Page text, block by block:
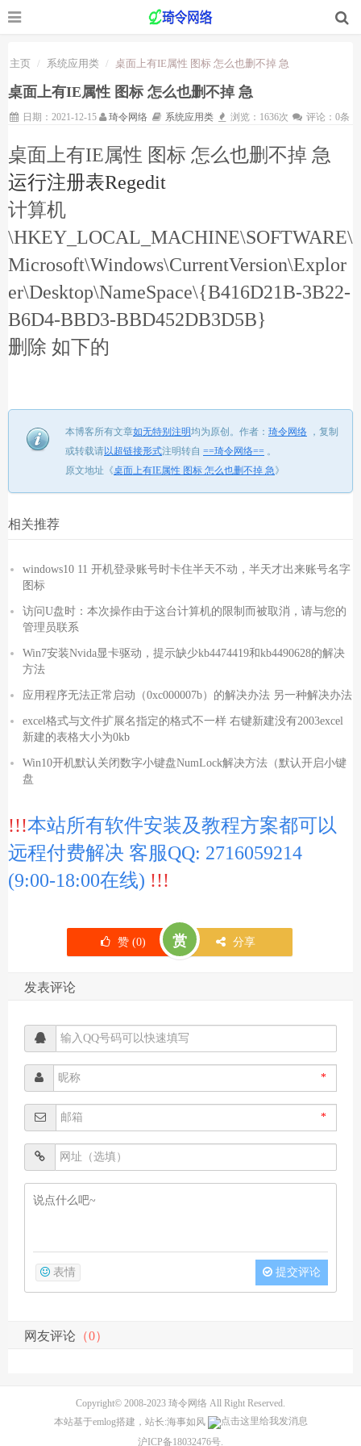
主页 系统应用类 桌面上有IE属性 图标 怎么也删不掉 急
桌面上有IE属性 图标 怎么也删不掉 急
日期：2021-12-15 琦令网络 系统应用类 浏览：1636次 评论：0条
桌面上有IE属性 图标 怎么也删不掉 急
运行注册表Regedit
计算机
\HKEY_LOCAL_MACHINE\SOFTWARE\
Microsoft\Windows\CurrentVersion\Explor
er\Desktop\NameSpace\{B416D21B-3B22-
B6D4-BBD3-BBD452DB3D5B}
删除 如下的
本博客所有文章如无特别注明均为原创。 作者： 琦令网络 ， 复制
或转载请以超链接形式注明转自 ==琦令网络== 。
原文地址《桌面上有IE属性 图标 怎么也删不掉 急》
相关推荐
windows10 11 开机登录账号时卡住半天不动，半天才出来账号名字
图标
访问U盘时：本次操作由于这台计算机的限制而被取消，请与您的
管理员联系
Win7安装Nvida显卡驱动，提示缺少kb4474419和kb4490628的解决
方法
应用程序无法正常启动（0xc000007b）的解决办法 另一种解决办法
excel格式与文件扩展名指定的格式不一样 右键新建没有2003excel
新建的表格大小为0kb
Win10开机默认关闭数字小键盘NumLock解决方法（默认开启小键
盘
!!!本站所有软件安装及教程方案都可以
远程付费解决 客服QQ: 2716059214
(9:00-18:00在线) !!!
赞 (0) 赏 分享
发表评论
*
*
表情 提交评论
网友评论 （0）
Copyright© 2008-2023 琦令网络 All Right Reserved.
本站基于emlog搭建，站长:海事如风
沪ICP备18032476号.